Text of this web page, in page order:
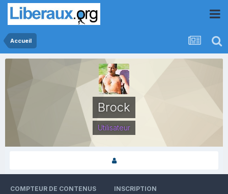
Accueil
Brock
Utilisateur
COMPTEUR DE CONTENUS INSCRIPTION